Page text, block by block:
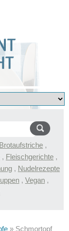
Brotaufstriche ,
, Fleischgerichte ,
, Nudelrezepte
, Vegan ,
» Schmortopf